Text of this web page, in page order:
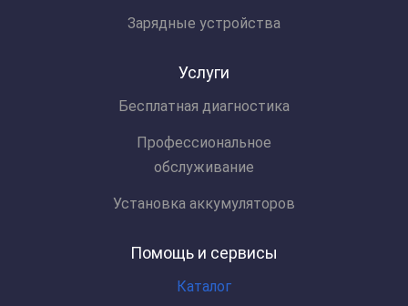
Зарядные устройства
Услуги
Бесплатная диагностика
Профессиональное
обслуживание
Установка аккумуляторов
Помощь и сервисы
Каталог